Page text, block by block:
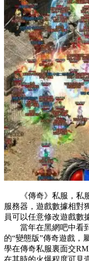
《傳奇》私服，私服
服務器，遊戲數據相對
員可以任意修改遊戲
當年在黑網吧中看到
的“變態版”傳奇遊戲，
學在傳奇私服裏面
在其時的火爆程度可見